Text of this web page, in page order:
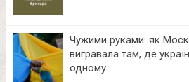
Чужими руками: як
вигравала там, де
одному